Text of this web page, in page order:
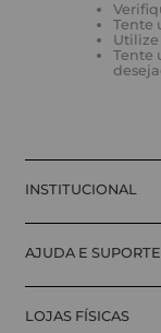
Tente
Utilize
Tente
INSTITUCIONAL
AJUDA E SUPORTE
LOJAS FÍSICAS